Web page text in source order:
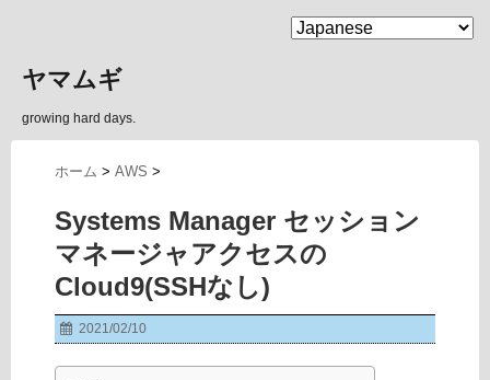
MENU
ヤマムギ
growing hard days.
ホーム > AWS >
Systems Manager セッション
マネージャアクセスの
Cloud9(SSHなし)
2021/02/10